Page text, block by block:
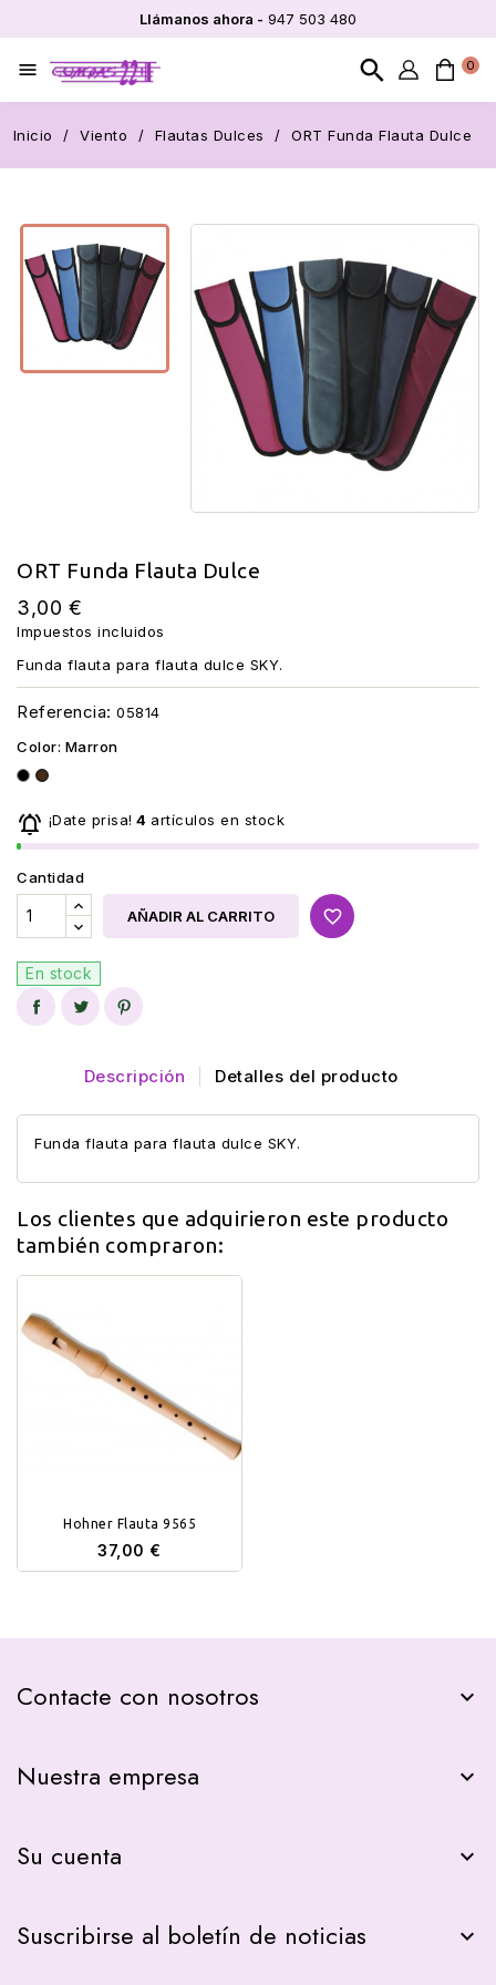
Llámanos ahora - 947 503 480
0
search

Inicio Viento Flautas Dulces ORT Funda Flauta Dulce
ORT Funda Flauta Dulce
3,00 €
Impuestos incluidos
Funda flauta para flauta dulce SKY.
Referencia: 05814
Color: Marron
NegroMarron
 ¡Date prisa! 4 artículos en stock
Cantidad
AÑADIR AL CARRITO favorite_border
En stock
Descripción Detalles del producto
Funda flauta para flauta dulce SKY.
Los clientes que adquirieron este producto
también compraron:
Hohner Flauta 9565
37,00 €
Contacte con nosotros keyboard_arrow_down
Nuestra empresa 
Su cuenta 
Suscribirse al boletín de noticias 